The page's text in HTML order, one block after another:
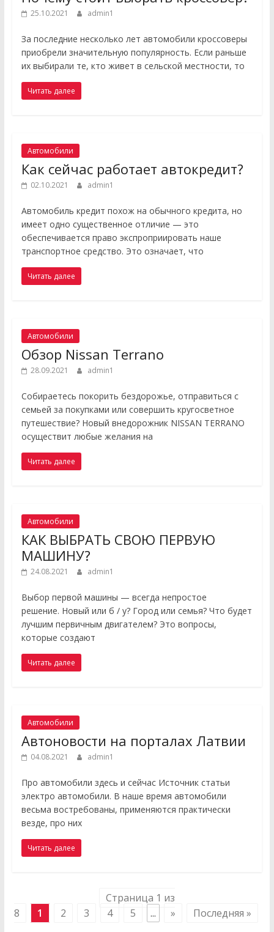
25.10.2021 admin1
За последние несколько лет автомобили кроссоверы
приобрели значительную популярность. Если раньше
их выбирали те, кто живет в сельской местности, то
Читать далее
Автомобили
Как сейчас работает автокредит?
02.10.2021 admin1
Автомобиль кредит похож на обычного кредита, но
имеет одно существенное отличие — это
обеспечивается право экспроприировать наше
транспортное средство. Это означает, что
Читать далее
Автомобили
Обзор Nissan Terrano
28.09.2021 admin1
Собираетесь покорить бездорожье, отправиться с
семьей за покупками или совершить кругосветное
путешествие? Новый внедорожник NISSAN TERRANO
осуществит любые желания на
Читать далее
Автомобили
КАК ВЫБРАТЬ СВОЮ ПЕРВУЮ
МАШИНУ?
24.08.2021 admin1
Выбор первой машины — всегда непростое
решение. Новый или б / у? Город или семья? Что будет
лучшим первичным двигателем? Это вопросы,
которые создают
Читать далее
Автомобили
Автоновости на порталах Латвии
04.08.2021 admin1
Про автомобили здесь и сейчас Источник статьи
электро автомобили. В наше время автомобили
весьма востребованы, применяются практически
везде, про них
Читать далее
Страница 1 из
8
1 2 3 4 5 ... » Последняя »